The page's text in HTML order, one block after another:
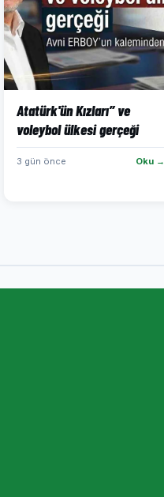
Atatürk'ün Kızları” ve
voleybol ülkesi gerçeği
3 gün önce Oku →